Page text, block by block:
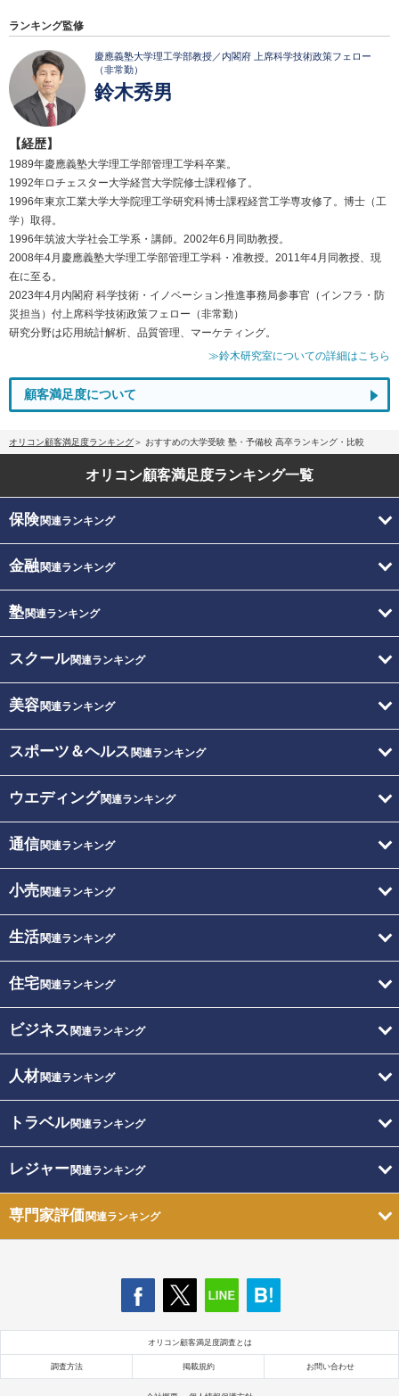
ランキング監修
慶應義塾大学理工学部教授／内閣府 上席科学技術政策フェロー
（非常勤）
鈴木秀男
【経歴】
1989年慶應義塾大学理工学部管理工学科卒業。
1992年ロチェスター大学経営大学院修士課程修了。
1996年東京工業大学大学院理工学研究科博士課程経営工学専攻修了。博士（工
学）取得。
1996年筑波大学社会工学系・講師。2002年6月同助教授。
2008年4月慶應義塾大学理工学部管理工学科・准教授。2011年4月同教授、現
在に至る。
2023年4月内閣府 科学技術・イノベーション推進事務局参事官（インフラ・防
災担当）付上席科学技術政策フェロー（非常勤）
研究分野は応用統計解析、品質管理、マーケティング。
≫鈴木研究室についての詳細はこちら
顧客満足度について
オリコン顧客満足度ランキング おすすめの大学受験 塾・予備校 高卒ランキング・比較
オリコン顧客満足度ランキング一覧
保険関連ランキング
金融関連ランキング
塾関連ランキング
スクール関連ランキング
美容関連ランキング
スポーツ＆ヘルス 関連ランキング
ウエディング関連ランキング
通信関連ランキング
小売関連ランキング
生活関連ランキング
住宅関連ランキング
ビジネス 関連ランキング
人材関連ランキング
トラベル関連ランキング
レジャー関連ランキング
専門家評価関連ランキング
オリコン顧客満足度調査とは
調査方法 掲載規約 お問い合わせ